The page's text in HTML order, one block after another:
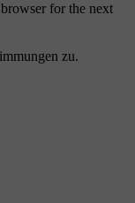
for the next
zu.